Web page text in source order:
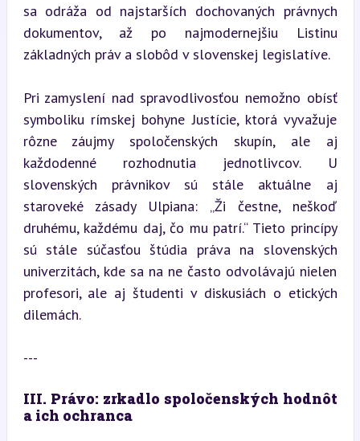
sa odráža od najstarších dochovaných právnych
dokumentov, až po najmodernejšiu Listinu
základných práv a slobôd v slovenskej legislatíve.
Pri zamyslení nad spravodlivosťou nemožno obísť
symboliku rímskej bohyne Justície, ktorá vyvažuje
rôzne záujmy spoločenských skupín, ale aj
každodenné rozhodnutia jednotlivcov. U
slovenských právnikov sú stále aktuálne aj
staroveké zásady Ulpiana: „Ži čestne, neškoď
druhému, každému daj, čo mu patrí.“ Tieto princípy
sú stále súčasťou štúdia práva na slovenských
univerzitách, kde sa na ne často odvolávajú nielen
profesori, ale aj študenti v diskusiách o etických
dilemách.
---
III. Právo: zrkadlo spoločenských hodnôt
a ich ochranca